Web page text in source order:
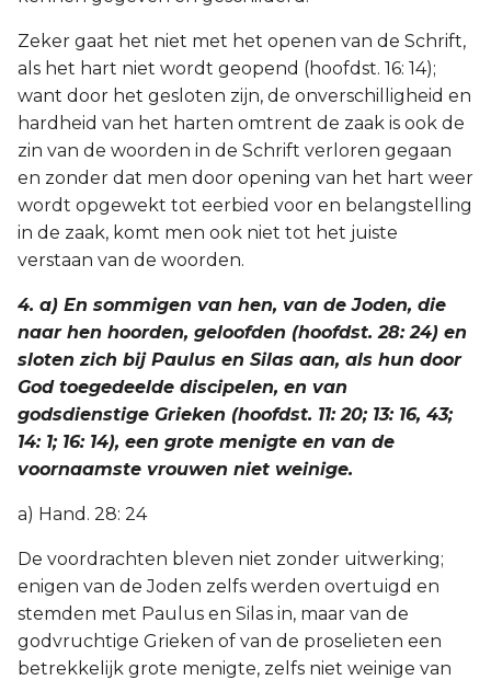
Zeker gaat het niet met het openen van de Schrift,
als het hart niet wordt geopend (hoofdst. 16: 14);
want door het gesloten zijn, de onverschilligheid en
hardheid van het harten omtrent de zaak is ook de
zin van de woorden in de Schrift verloren gegaan
en zonder dat men door opening van het hart weer
wordt opgewekt tot eerbied voor en belangstelling
in de zaak, komt men ook niet tot het juiste
verstaan van de woorden.
4. a) En sommigen van hen, van de Joden, die
naar hen hoorden, geloofden (hoofdst. 28: 24) en
sloten zich bij Paulus en Silas aan, als hun door
God toegedeelde discipelen, en van
godsdienstige Grieken (hoofdst. 11: 20; 13: 16, 43;
14: 1; 16: 14), een grote menigte en van de
voornaamste vrouwen niet weinige.
a) Hand. 28: 24
De voordrachten bleven niet zonder uitwerking;
enigen van de Joden zelfs werden overtuigd en
stemden met Paulus en Silas in, maar van de
godvruchtige Grieken of van de proselieten een
betrekkelijk grote menigte, zelfs niet weinige van